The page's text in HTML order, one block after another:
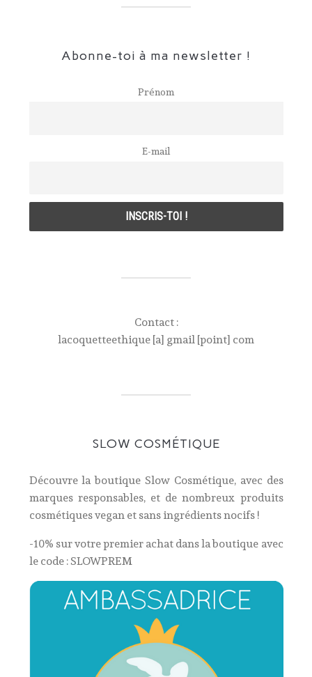
Abonne-toi à ma newsletter !
Prénom
E-mail
Contact :
lacoquetteethique [a] gmail [point] com
SLOW COSMÉTIQUE
Découvre la boutique Slow Cosmétique, avec des
marques responsables, et de nombreux produits
cosmétiques vegan et sans ingrédients nocifs !
-10% sur votre premier achat dans la boutique avec
le code :SLOWPREM